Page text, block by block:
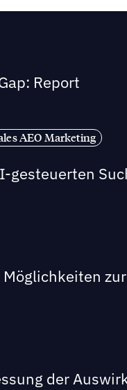
Report
AEO Marketing
gesteuerten
der